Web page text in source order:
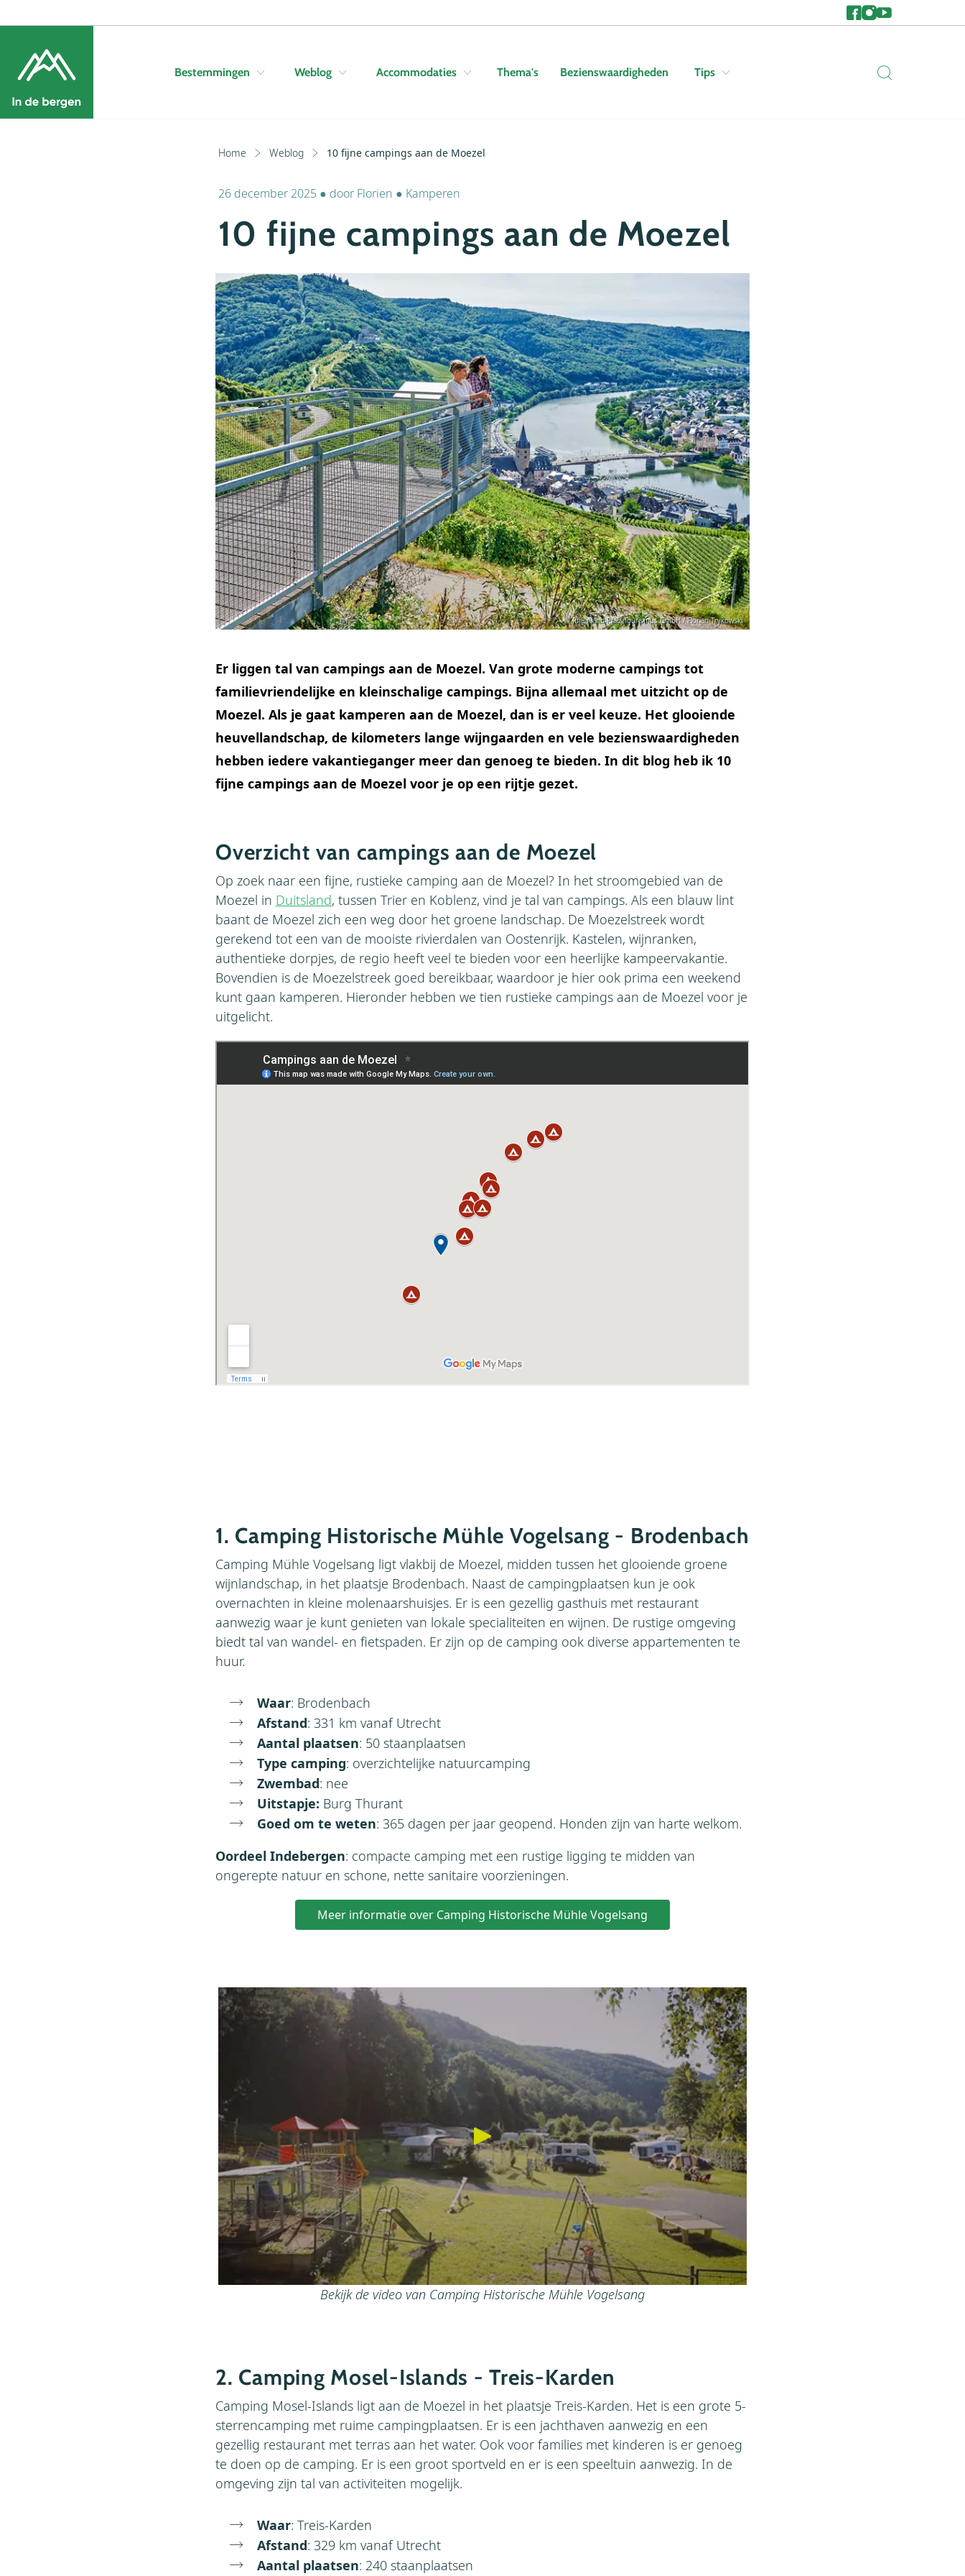
Bestemmingen Weblog Accommodaties Thema's Bezienswaardigheden Tips
Home Weblog 10 fijne campings aan de Moezel
26 december 2025 ● door Florien ● Kamperen
10 fijne campings aan de Moezel
© Rheinland-Pfalz Tourismus GmbH / Florian Trykowski
Er liggen tal van campings aan de Moezel. Van grote moderne campings tot
familievriendelijke en kleinschalige campings. Bijna allemaal met uitzicht op de
Moezel. Als je gaat kamperen aan de Moezel, dan is er veel keuze. Het glooiende
heuvellandschap, de kilometers lange wijngaarden en vele bezienswaardigheden
hebben iedere vakantieganger meer dan genoeg te bieden. In dit blog heb ik 10
fijne campings aan de Moezel voor je op een rijtje gezet.
Overzicht van campings aan de Moezel
Op zoek naar een fijne, rustieke camping aan de Moezel? In het stroomgebied van de
Moezel in Duitsland, tussen Trier en Koblenz, vind je tal van campings. Als een blauw lint
baant de Moezel zich een weg door het groene landschap. De Moezelstreek wordt
gerekend tot een van de mooiste rivierdalen van Oostenrijk. Kastelen, wijnranken,
authentieke dorpjes, de regio heeft veel te bieden voor een heerlijke kampeervakantie.
Bovendien is de Moezelstreek goed bereikbaar, waardoor je hier ook prima een weekend
kunt gaan kamperen. Hieronder hebben we tien rustieke campings aan de Moezel voor je
uitgelicht.
1. Camping Historische Mühle Vogelsang - Brodenbach
Camping Mühle Vogelsang ligt vlakbij de Moezel, midden tussen het glooiende groene
wijnlandschap, in het plaatsje Brodenbach. Naast de campingplaatsen kun je ook
overnachten in kleine molenaarshuisjes. Er is een gezellig gasthuis met restaurant
aanwezig waar je kunt genieten van lokale specialiteiten en wijnen. De rustige omgeving
biedt tal van wandel- en fietspaden. Er zijn op de camping ook diverse appartementen te
huur.
Waar: Brodenbach
Afstand: 331 km vanaf Utrecht
Aantal plaatsen: 50 staanplaatsen
Type camping: overzichtelijke natuurcamping
Zwembad: nee
Uitstapje: Burg Thurant
Goed om te weten: 365 dagen per jaar geopend. Honden zijn van harte welkom.
Oordeel Indebergen: compacte camping met een rustige ligging te midden van
ongerepte natuur en schone, nette sanitaire voorzieningen.
Meer informatie over Camping Historische Mühle Vogelsang
Bekijk de video van Camping Historische Mühle Vogelsang
2. Camping Mosel-Islands - Treis-Karden
Camping Mosel-Islands ligt aan de Moezel in het plaatsje Treis-Karden. Het is een grote 5-
sterrencamping met ruime campingplaatsen. Er is een jachthaven aanwezig en een
gezellig restaurant met terras aan het water. Ook voor families met kinderen is er genoeg
te doen op de camping. Er is een groot sportveld en er is een speeltuin aanwezig. In de
omgeving zijn tal van activiteiten mogelijk.
Waar: Treis-Karden
Afstand: 329 km vanaf Utrecht
Aantal plaatsen: 240 staanplaatsen